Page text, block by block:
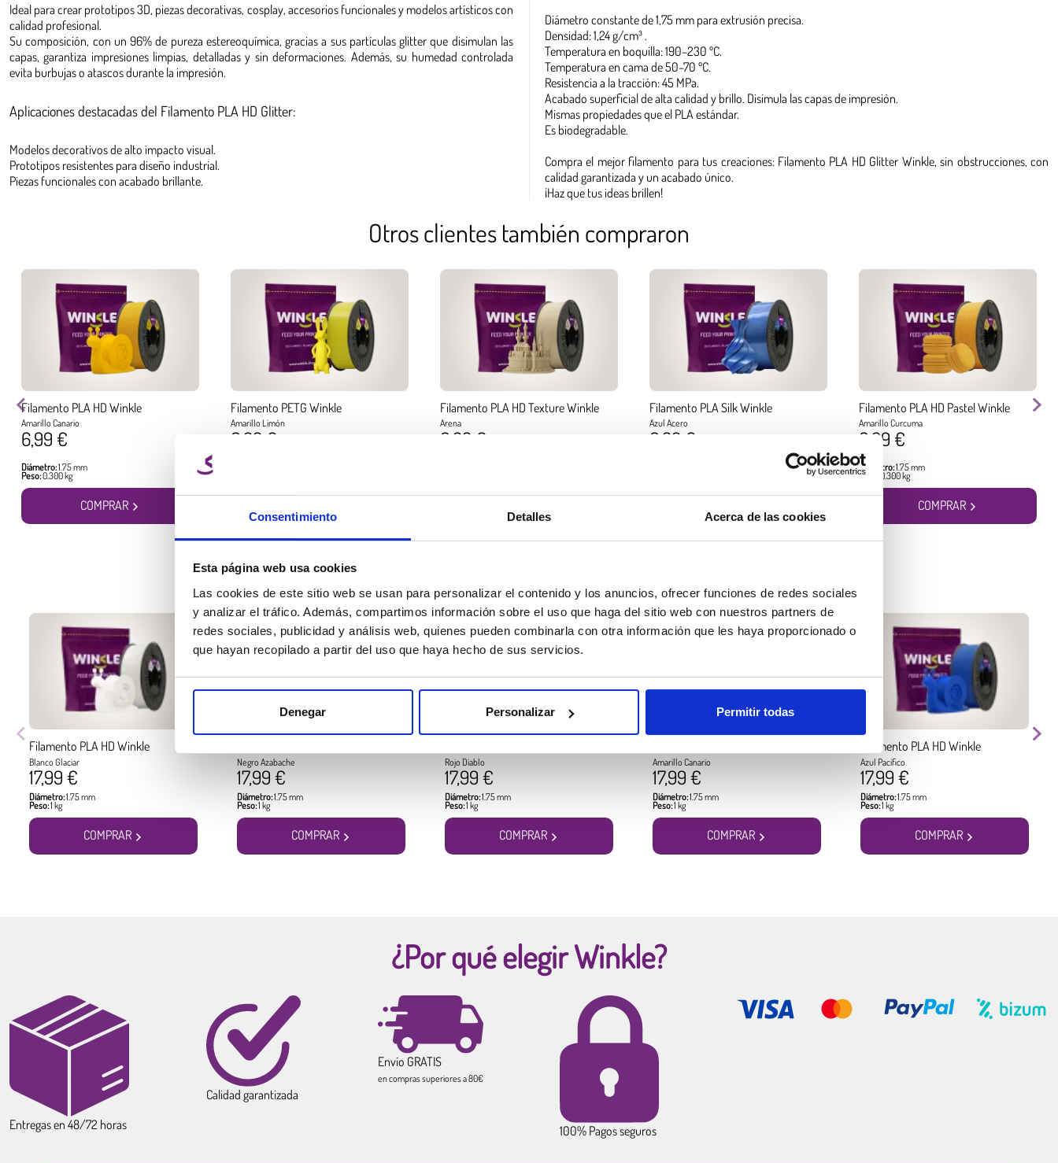
Consentimiento Detalles Acerca de las cookies
Esta página web usa cookies
Las cookies de este sitio web se usan para personalizar el contenido y los anuncios, ofrecer funciones de redes sociales
y analizar el tráfico. Además, compartimos información sobre el uso que haga del sitio web con nuestros partners de
redes sociales, publicidad y análisis web, quienes pueden combinarla con otra información que les haya proporcionado o
que hayan recopilado a partir del uso que haya hecho de sus servicios.
Denegar Personalizar Permitir todas
Ideal para crear prototipos 3D, piezas decorativas, cosplay, accesorios funcionales y modelos artísticos con
calidad profesional.
Su composición, con un 96% de pureza estereoquímica, gracias a sus partículas glitter que disimulan las
capas, garantiza impresiones limpias, detalladas y sin deformaciones. Además, su humedad controlada
evita burbujas o atascos durante la impresión.
Aplicaciones destacadas del Filamento PLA HD Glitter:
Modelos decorativos de alto impacto visual.
Prototipos resistentes para diseño industrial.
Piezas funcionales con acabado brillante.
Diámetro constante de 1,75 mm para extrusión precisa.
Densidad: 1,24 g/cm³ .
Temperatura en boquilla: 190–230 ºC.
Temperatura en cama de 50–70 ºC.
Resistencia a la tracción: 45 MPa.
Acabado superficial de alta calidad y brillo. Disimula las capas de impresión.
Mismas propiedades que el PLA estándar.
Es biodegradable.
Compra el mejor filamento para tus creaciones: Filamento PLA HD Glitter Winkle, sin obstrucciones, con
calidad garantizada y un acabado único.
¡Haz que tus ideas brillen!
Otros clientes también compraron
Filamento PLA HD Winkle
Amarillo Canario
6,99 €
Diámetro:1.75 mm
Peso:0.300 kg
COMPRAR
Filamento PETG Winkle
Amarillo Limón
6,99 €
Filamento PLA HD Texture Winkle
Arena
6,99 €
Filamento PLA Silk Winkle
Azul Acero
6,99 €
Filamento PLA HD Pastel Winkle
Amarillo Curcuma
6,99 €
Diámetro:1.75 mm
Peso: 0.300 kg
COMPRAR
Filamento PLA HD Winkle
Blanco Glaciar
17,99 €
Diámetro:1.75 mm
Peso:1 kg
COMPRAR
Negro Azabache
17,99 €
Diámetro:1.75 mm
Peso:1 kg
COMPRAR
Rojo Diablo
17,99 €
Diámetro:1.75 mm
Peso:1 kg
COMPRAR
Amarillo Canario
17,99 €
Diámetro:1.75 mm
Peso:1 kg
COMPRAR
Filamento PLA HD Winkle
Azul Pacifico
17,99 €
Diámetro:1.75 mm
Peso:1 kg
COMPRAR
¿Por qué elegir Winkle?
Entregas en 48/72 horas
Calidad garantizada
Envío GRATIS
en compras superiores a 80€
100% Pagos seguros